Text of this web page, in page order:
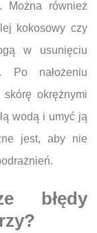
Można również
kokosowy czy
w usunięciu
Po nałożeniu
okrężnymi
wodą i umyć ją
jest, aby nie
błędy